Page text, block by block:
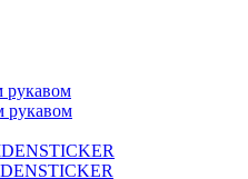
рукавом
рукавом